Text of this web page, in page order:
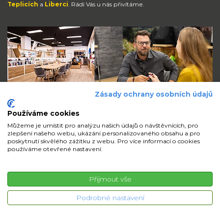
Teplicích a Liberci . Rádi Vás u nás přivítáme.
Zůstaňte s námi v kontaktu
volejte
© 2026 iMi Partner, a.s. | Všechna práva vyhrazena
Zásady ochrany osobních údajů
Používáme cookies
Můžeme je umístit pro analýzu našich údajů o návštěvnících, pro
zlepšení našeho webu, ukázání personalizovaného obsahu a pro
poskytnutí skvělého zážitku z webu. Pro více informací o cookies
používáme otevřené nastavení.
Přijmout vše
Podrobné nastavení